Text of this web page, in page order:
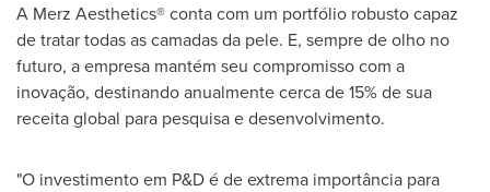
A Merz Aesthetics® conta com um portfólio robusto capaz
de tratar todas as camadas da pele. E, sempre de olho no
futuro, a empresa mantém seu compromisso com a
inovação, destinando anualmente cerca de 15% de sua
receita global para pesquisa e desenvolvimento.
"O investimento em P&D é de extrema importância para